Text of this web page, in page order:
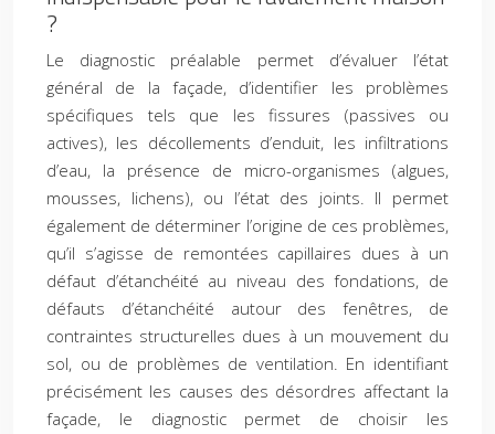
?
Le diagnostic préalable permet d’évaluer l’état
général de la façade, d’identifier les problèmes
spécifiques tels que les fissures (passives ou
actives), les décollements d’enduit, les infiltrations
d’eau, la présence de micro-organismes (algues,
mousses, lichens), ou l’état des joints. Il permet
également de déterminer l’origine de ces problèmes,
qu’il s’agisse de remontées capillaires dues à un
défaut d’étanchéité au niveau des fondations, de
défauts d’étanchéité autour des fenêtres, de
contraintes structurelles dues à un mouvement du
sol, ou de problèmes de ventilation. En identifiant
précisément les causes des désordres affectant la
façade, le diagnostic permet de choisir les